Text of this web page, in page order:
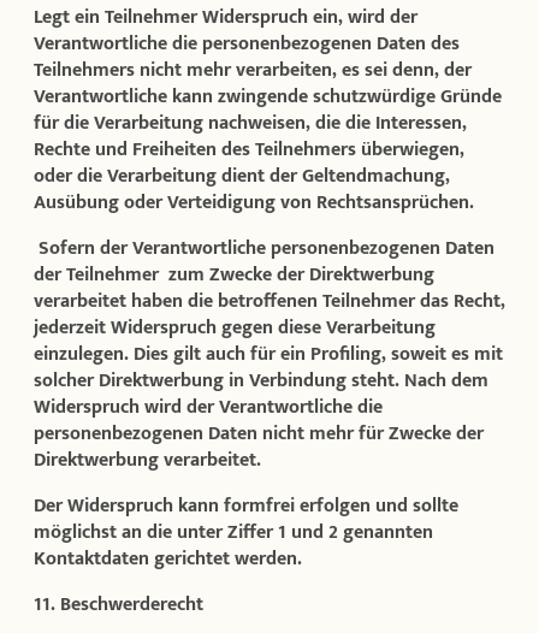
Legt ein Teilnehmer Widerspruch ein, wird der
Verantwortliche die personenbezogenen Daten des
Teilnehmers nicht mehr verarbeiten, es sei denn, der
Verantwortliche kann zwingende schutzwürdige Gründe
für die Verarbeitung nachweisen, die die Interessen,
Rechte und Freiheiten des Teilnehmers überwiegen,
oder die Verarbeitung dient der Geltendmachung,
Ausübung oder Verteidigung von Rechtsansprüchen.
Sofern der Verantwortliche personenbezogenen Daten
der Teilnehmer zum Zwecke der Direktwerbung
verarbeitet haben die betroffenen Teilnehmer das Recht,
jederzeit Widerspruch gegen diese Verarbeitung
einzulegen. Dies gilt auch für ein Profiling, soweit es mit
solcher Direktwerbung in Verbindung steht. Nach dem
Widerspruch wird der Verantwortliche die
personenbezogenen Daten nicht mehr für Zwecke der
Direktwerbung verarbeitet.
Der Widerspruch kann formfrei erfolgen und sollte
möglichst an die unter Ziffer 1 und 2 genannten
Kontaktdaten gerichtet werden.
11. Beschwerderecht